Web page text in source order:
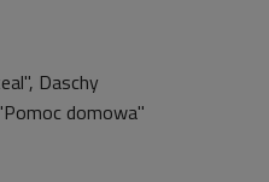
Daschy
domowa"